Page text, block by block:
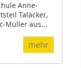
Anne-
Taläcker,
Müller aus...
mehr